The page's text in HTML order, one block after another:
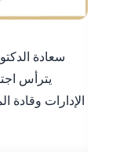
سعادة
يترأس
الإدارات وقادة